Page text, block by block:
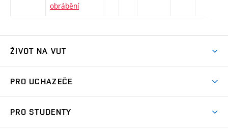
obrábění
ŽIVOT NA VUT
Koleje
PRO UCHAZEČE
PRO STUDENTY